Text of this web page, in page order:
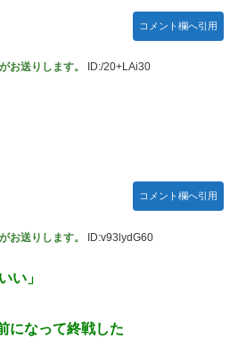
コメント欄へ引用
お送りします。 ID:/20+LAi30
コメント欄へ引用
お送りします。 ID:v93lydG60
い」
になって終戦した